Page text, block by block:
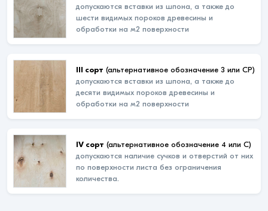
допускаются вставки из шпона, а также до
шести видимых пороков древесины и
обработки на м2 поверхности
III сорт (альтернативное обозначение 3 или СР)
допускаются вставки из шпона, а также до
десяти видимых пороков древесины и
обработки на м2 поверхности
IV сорт (альтернативное обозначение 4 или С)
допускаются наличие сучков и отверстий от них
по поверхности листа без ограничения
количества.